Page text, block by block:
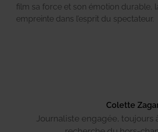
film sa force et son émotion durable,
empreinte dans l’esprit du spectateur.
Colette
Journaliste engagée, toujours